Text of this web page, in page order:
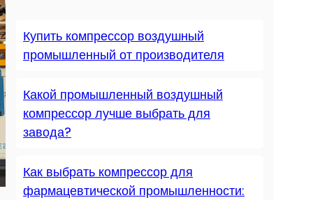
Купить компрессор воздушный
промышленный от производителя
Какой промышленный воздушный
компрессор лучше выбрать для
завода?
Как выбрать компрессор для
фармацевтической промышленности: